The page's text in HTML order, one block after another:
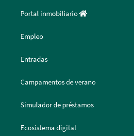
Portal inmobiliario
Empleo
Entradas
Campamentos de verano
Simulador de préstamos
Ecosistema digital